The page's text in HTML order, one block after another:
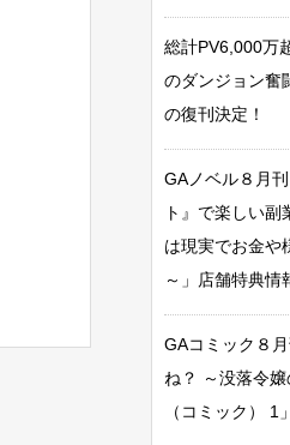
総計PV6,000万
のダンジョン奮
の復刊決定！
GAノベル８月
ト』で楽しい
は現実でお金や
～」店舗特典情
GAコミック８
ね？ ～没落令
（コミック） 1